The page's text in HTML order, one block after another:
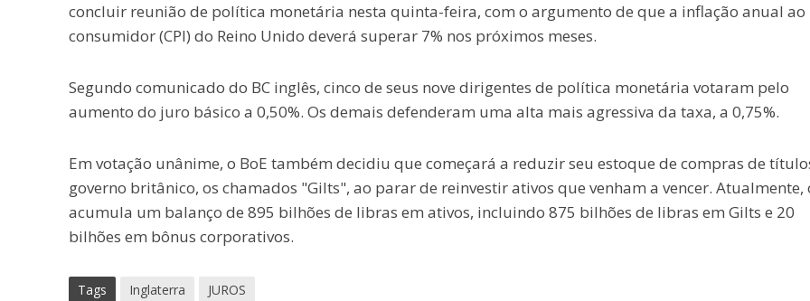
concluir reunião de política monetária nesta quinta-feira, com o argumento de que a inflação anual ao
consumidor (CPI) do Reino Unido deverá superar 7% nos próximos meses.
Segundo comunicado do BC inglês, cinco de seus nove dirigentes de política monetária votaram pelo
aumento do juro básico a 0,50%. Os demais defenderam uma alta mais agressiva da taxa, a 0,75%.
Em votação unânime, o BoE também decidiu que começará a reduzir seu estoque de compras de
governo britânico, os chamados "Gilts", ao parar de reinvestir ativos que venham a vencer. Atualmente,
acumula um balanço de 895 bilhões de libras em ativos, incluindo 875 bilhões de libras em Gilts e 20
bilhões em bônus corporativos.
Tags Inglaterra JUROS